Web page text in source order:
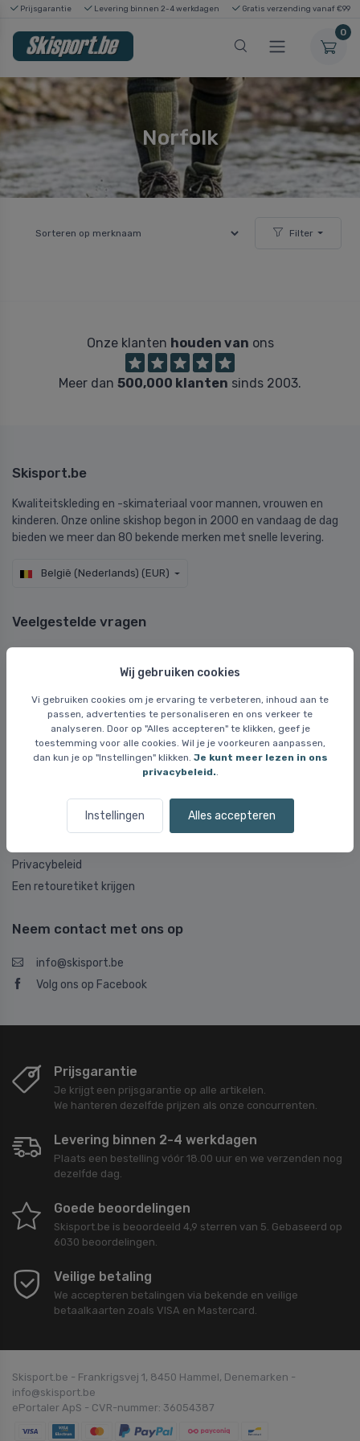
Wij gebruiken cookies
Vi gebruiken cookies om je ervaring te verbeteren, inhoud aan te
passen, advertenties te personaliseren en ons verkeer te
analyseren. Door op "Alles accepteren" te klikken, geef je
toestemming voor alle cookies. Wil je je voorkeuren aanpassen,
dan kun je op "Instellingen" klikken. Je kunt meer lezen in ons
privacybeleid.
Instellingen Alles accepteren
Prijsgarantie Levering binnen 2-4 werkdagen Gratis verzending vanaf €99
0
Norfolk
Filter
Onze klanten houden van ons
Meer dan 500,000 klanten sinds 2003.
Skisport.be
Kwaliteitskleding en -skimateriaal voor mannen, vrouwen en
kinderen. Onze online skishop begon in 2000 en vandaag de dag
bieden we meer dan 80 bekende merken met snelle levering.
België (Nederlands) (EUR)
Veelgestelde vragen
Levering en verzending
Uitwisseling
Retourneren
Klachten
Neem contact met ons op
Over Skisport.be
Privacybeleid
Een retouretiket krijgen
Neem contact met ons op
info@skisport.be
Volg ons op Facebook
Prijsgarantie
Je krijgt een prijsgarantie op alle artikelen.
We hanteren dezelfde prijzen als onze concurrenten.
Levering binnen 2-4 werkdagen
Plaats een bestelling vóór 18.00 uur en we verzenden nog
dezelfde dag.
Goede beoordelingen
Skisport.be is beoordeeld 4,9 sterren van 5. Gebaseerd op
6030 beoordelingen.
Veilige betaling
We accepteren betalingen via bekende en veilige
betaalkaarten zoals VISA en Mastercard.
Skisport.be - Frankrigsvej 1, 8450 Hammel, Denemarken -
info@skisport.be
ePortaler ApS - CVR-nummer: 36054387